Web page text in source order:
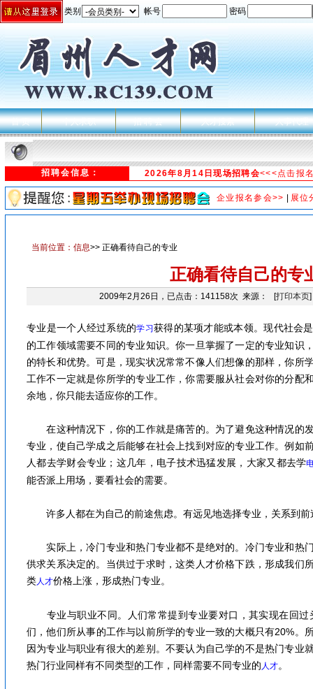
类别 帐号 密码
首 页 个人求职 招 聘 会 人才搜索 人事代理
招聘会信息： 2026年8月14日现场招聘会<<<点击报
企业报名参会>> 展位
当前位置： 信息>> 正确看待自己的专业
正确看待自己的专
2009年2月26日，已点击：141158次 来源： [打印本页]
专业是一个人经过系统的学习 获得的某项才能或本领。现代社会
的工作领域需要不同的专业知识。你一旦掌握了一定的专业知识
的特长和优势。可是，现实状况常常不像人们想像的那样，你所
工作不一定就是你所学的专业工作，你需要服从社会对你的分配
余地，你只能去适应你的工作。
在这种情况下，你的工作就是痛苦的。为了避免这种情况的
专业，使自己学成之后能够在社会上找到对应的专业工作。例如
人都去学财会专业；这几年，电子技术迅猛发展，大家又都去学
能否派上用场，要看社会的需要。
许多人都在为自己的前途焦虑。有远见地选择专业，关系到前
实际上，冷门专业和热门专业都不是绝对的。冷门专业和热
供求关系决定的。当供过于求时，这类人才价格下跌，形成我们
类人才价格上涨，形成热门专业。
专业与职业不同。人们常常提到专业要对口，其实现在回过
们，他们所从事的工作与以前所学的专业一致的大概只有20%。
因为专业与职业有很大的差别。不要认为自己学的不是热门专业
热门行业同样有不同类型的工作，同样需要不同专业的 人才。